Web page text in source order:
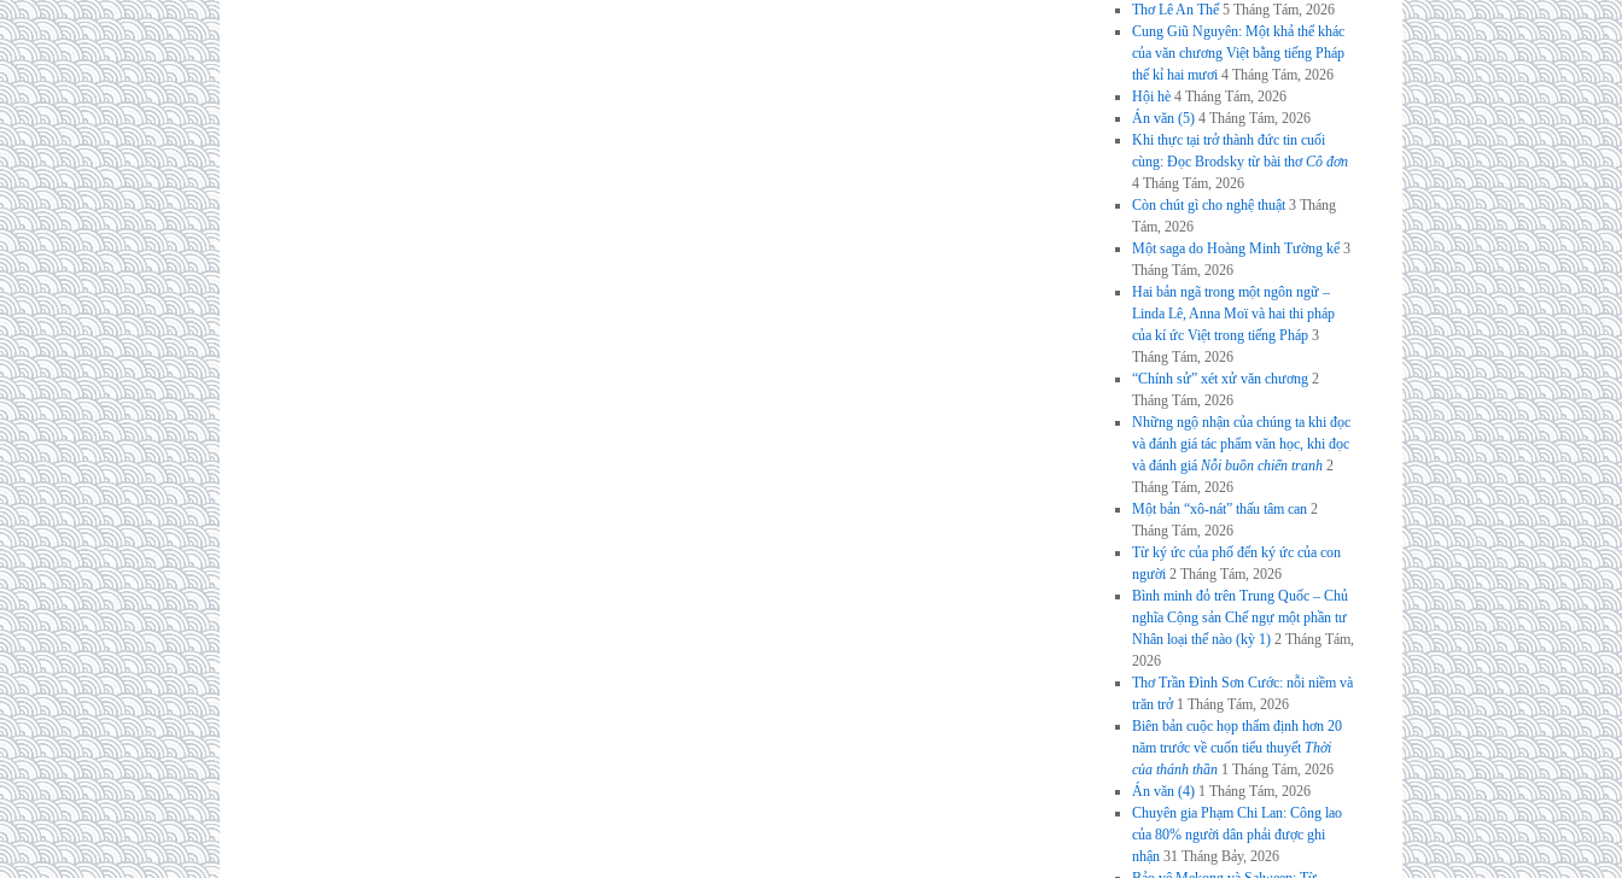
Thơ Lê An Thế 5 Tháng Tám, 2026
Cung Giũ Nguyên: Một khả thể khác
của văn chương Việt bằng tiếng Pháp
thế kỉ hai mươi 4 Tháng Tám, 2026
Hội hè 4 Tháng Tám, 2026
Án văn (5) 4 Tháng Tám, 2026
Khi thực tại trở thành đức tin cuối
cùng: Đọc Brodsky từ bài thơCô đơn
4 Tháng Tám, 2026
Còn chút gì cho nghệ thuật 3 Tháng
Tám, 2026
Một saga do Hoàng Minh Tường kể 3
Tháng Tám, 2026
Hai bản ngã trong một ngôn ngữ –
Linda Lê, Anna Moï và hai thi pháp
của kí ức Việt trong tiếng Pháp 3
Tháng Tám, 2026
“Chính sử” xét xử văn chương 2
Tháng Tám, 2026
Những ngộ nhận của chúng ta khi đọc
và đánh giá tác phẩm văn học, khi đọc
và đánh giá Nỗi buồn chiến tranh 2
Tháng Tám, 2026
Một bản “xô-nát” thấu tâm can 2
Tháng Tám, 2026
Từ ký ức của phố đến ký ức của con
người 2 Tháng Tám, 2026
Bình minh đỏ trên Trung Quốc – Chủ
nghĩa Cộng sản Chế ngự một phần tư
Nhân loại thế nào (kỳ 1) 2 Tháng Tám,
2026
Thơ Trần Đình Sơn Cước: nỗi niềm và
trăn trở 1 Tháng Tám, 2026
Biên bản cuộc họp thẩm định hơn 20
năm trước về cuốn tiểu thuyếtThời
của thánh thần 1 Tháng Tám, 2026
Án văn (4) 1 Tháng Tám, 2026
Chuyên gia Phạm Chi Lan: Công lao
của 80% người dân phải được ghi
nhận 31 Tháng Bảy, 2026